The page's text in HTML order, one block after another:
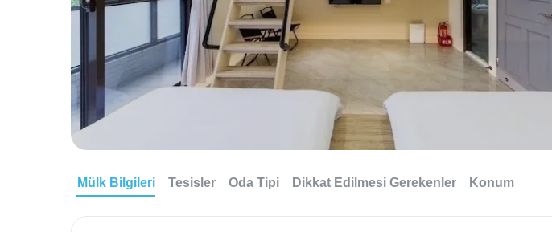
Mülk Bilgileri Tesisler Oda Tipi Dikkat Edilmesi Gerekenler Konum